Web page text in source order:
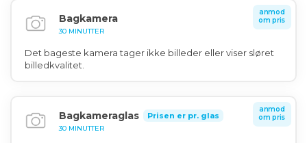
Bagkamera
30 MINUTTER
anmod
om pris
Det bageste kamera tager ikke billeder eller viser sløret
billedkvalitet.
Bagkameraglas Prisen er pr. glas
30 MINUTTER
anmod
om pris